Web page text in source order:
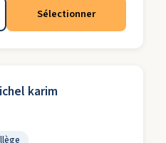
Sélectionner
karim